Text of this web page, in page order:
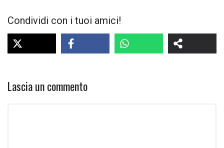
Condividi con i tuoi amici!
Lascia un commento